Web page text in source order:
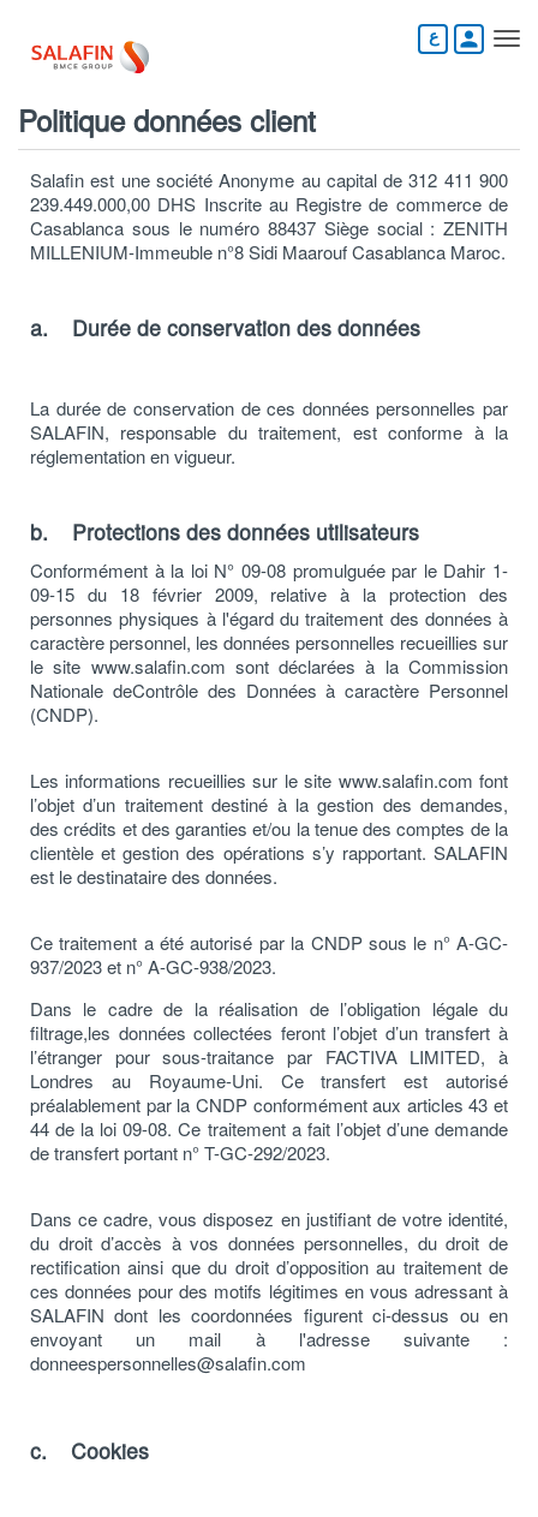
contenu
principal
person
Politique données client
Salafin est une société Anonyme au capital de 312 411 900
239.449.000,00 DHS Inscrite au Registre de commerce de
Casablanca sous le numéro 88437 Siège social : ZENITH
MILLENIUM-Immeuble n°8 Sidi Maarouf Casablanca Maroc.
a. Durée de conservation des données
La durée de conservation de ces données personnelles par
SALAFIN, responsable du traitement, est conforme à la
réglementation en vigueur.
b. Protections des données utilisateurs
Conformément à la loi N° 09-08 promulguée par le Dahir 1-
09-15 du 18 février 2009, relative à la protection des
personnes physiques à l'égard du traitement des données à
caractère personnel, les données personnelles recueillies sur
le site www.salafin.com sont déclarées à la Commission
Nationale deContrôle des Données à caractère Personnel
(CNDP).
Les informations recueillies sur le site www.salafin.com font
l’objet d’un traitement destiné à la gestion des demandes,
des crédits et des garanties et/ou la tenue des comptes de la
clientèle et gestion des opérations s’y rapportant. SALAFIN
est le destinataire des données.
Ce traitement a été autorisé par la CNDP sous le n° A-GC-
937/2023 et n° A-GC-938/2023.
Dans le cadre de la réalisation de l’obligation légale du
filtrage,les données collectées feront l’objet d’un transfert à
l’étranger pour sous-traitance par FACTIVA LIMITED, à
Londres au Royaume-Uni. Ce transfert est autorisé
préalablement par la CNDP conformément aux articles 43 et
44 de la loi 09-08. Ce traitement a fait l’objet d’une demande
de transfert portant n° T-GC-292/2023.
Dans ce cadre, vous disposez en justifiant de votre identité,
du droit d’accès à vos données personnelles, du droit de
rectification ainsi que du droit d’opposition au traitement de
ces données pour des motifs légitimes en vous adressant à
SALAFIN dont les coordonnées figurent ci-dessus ou en
envoyant un mail à l'adresse suivante :
donneespersonnelles@salafin.com
c. Cookies